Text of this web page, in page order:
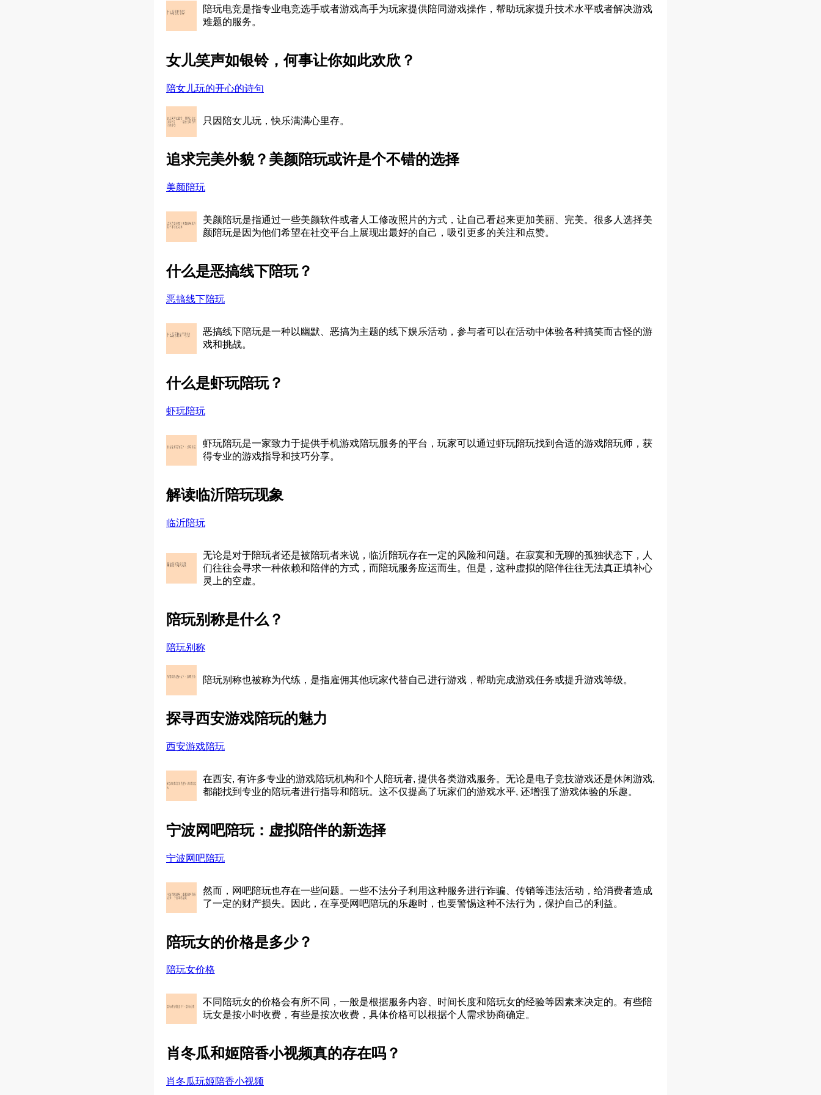
陪玩电竞是指专业电竞选手或者游戏高手为玩家提供陪同游戏操作，帮助玩家提升技术水平或者解决游戏
难题的服务。
女儿笑声如银铃，何事让你如此欢欣？
陪女儿玩的开心的诗句
只因陪女儿玩，快乐满满心里存。
追求完美外貌？美颜陪玩或许是个不错的选择
美颜陪玩
美颜陪玩是指通过一些美颜软件或者人工修改照片的方式，让自己看起来更加美丽、完美。很多人选择美
颜陪玩是因为他们希望在社交平台上展现出最好的自己，吸引更多的关注和点赞。
什么是恶搞线下陪玩？
恶搞线下陪玩
恶搞线下陪玩是一种以幽默、恶搞为主题的线下娱乐活动，参与者可以在活动中体验各种搞笑而古怪的游
戏和挑战。
什么是虾玩陪玩？
虾玩陪玩
虾玩陪玩是一家致力于提供手机游戏陪玩服务的平台，玩家可以通过虾玩陪玩找到合适的游戏陪玩师，获
得专业的游戏指导和技巧分享。
解读临沂陪玩现象
临沂陪玩
无论是对于陪玩者还是被陪玩者来说，临沂陪玩存在一定的风险和问题。在寂寞和无聊的孤独状态下，人
们往往会寻求一种依赖和陪伴的方式，而陪玩服务应运而生。但是，这种虚拟的陪伴往往无法真正填补心
灵上的空虚。
陪玩别称是什么？
陪玩别称
陪玩别称也被称为代练，是指雇佣其他玩家代替自己进行游戏，帮助完成游戏任务或提升游戏等级。
探寻西安游戏陪玩的魅力
西安游戏陪玩
在西安, 有许多专业的游戏陪玩机构和个人陪玩者, 提供各类游戏服务。无论是电子竞技游戏还是休闲游戏,
都能找到专业的陪玩者进行指导和陪玩。这不仅提高了玩家们的游戏水平, 还增强了游戏体验的乐趣。
宁波网吧陪玩：虚拟陪伴的新选择
宁波网吧陪玩
然而，网吧陪玩也存在一些问题。一些不法分子利用这种服务进行诈骗、传销等违法活动，给消费者造成
了一定的财产损失。因此，在享受网吧陪玩的乐趣时，也要警惕这种不法行为，保护自己的利益。
陪玩女的价格是多少？
陪玩女价格
不同陪玩女的价格会有所不同，一般是根据服务内容、时间长度和陪玩女的经验等因素来决定的。有些陪
玩女是按小时收费，有些是按次收费，具体价格可以根据个人需求协商确定。
肖冬瓜和姬陪香小视频真的存在吗？
肖冬瓜玩姬陪香小视频